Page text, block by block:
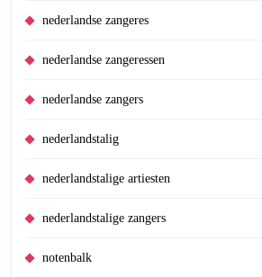
nederlandse zangeres
nederlandse zangeressen
nederlandse zangers
nederlandstalig
nederlandstalige artiesten
nederlandstalige zangers
notenbalk